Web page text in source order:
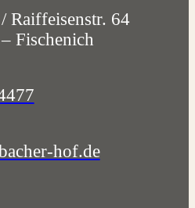
Raiffeisenstr. 64
Fischenich
hof.de